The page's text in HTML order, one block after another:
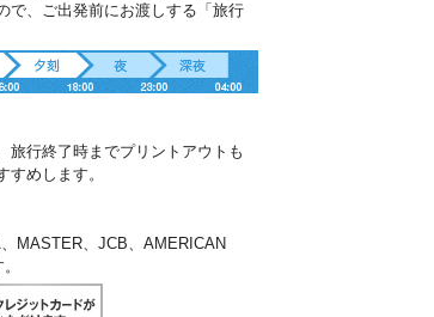
で、ご出発前にお渡しする「旅行
旅行終了時までプリントアウトも
めします。
MASTER、JCB、AMERICAN